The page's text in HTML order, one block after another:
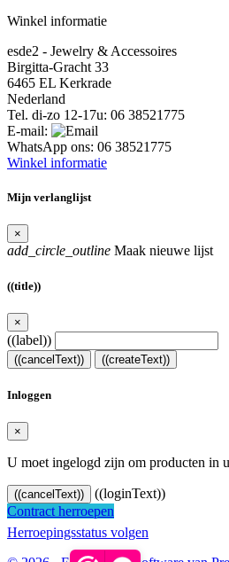
Winkel informatie
esde2 - Jewelry & Accessoires
Birgitta-Gracht 33
6465 EL Kerkrade
Nederland
Tel. di-zo 12-17u: 06 38521775
E-mail:
WhatsApp ons: 06 38521775
Winkel informatie
Mijn verlanglijst
×
add_circle_outline Maak nieuwe lijst
((title))
×
((label))
((cancelText)) ((createText))
Inloggen
×
U moet ingelogd zijn om producten in
((cancelText))
((loginText))
Contract herroepen
Herroepingsstatus volgen